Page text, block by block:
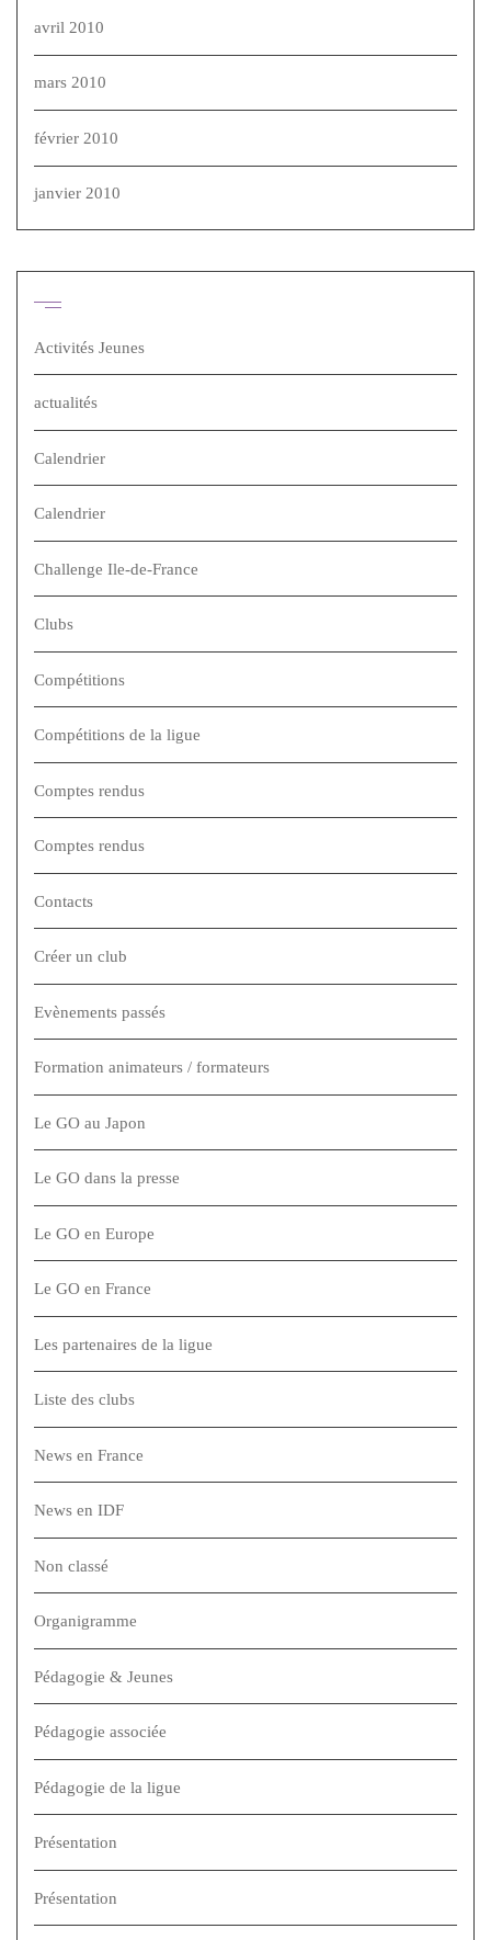
avril 2010
mars 2010
février 2010
janvier 2010
Activités Jeunes
actualités
Calendrier
Calendrier
Challenge Ile-de-France
Clubs
Compétitions
Compétitions de la ligue
Comptes rendus
Comptes rendus
Contacts
Créer un club
Evènements passés
Formation animateurs / formateurs
Le GO au Japon
Le GO dans la presse
Le GO en Europe
Le GO en France
Les partenaires de la ligue
Liste des clubs
News en France
News en IDF
Non classé
Organigramme
Pédagogie & Jeunes
Pédagogie associée
Pédagogie de la ligue
Présentation
Présentation